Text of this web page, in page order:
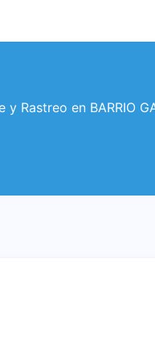
Rastreo en BARRIO